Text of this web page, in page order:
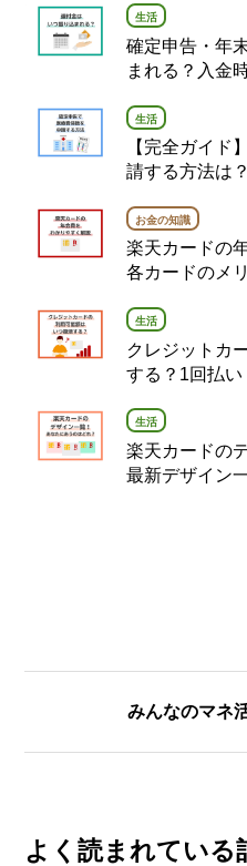
生活
確定申告・年
まれる？入金
生活
【完全ガイド
請する方法は
お金の知識
楽天カードの
各カードのメ
生活
クレジットカ
する？1回払い
生活
楽天カードの
最新デザイン
みんなのマネ
よく読まれている